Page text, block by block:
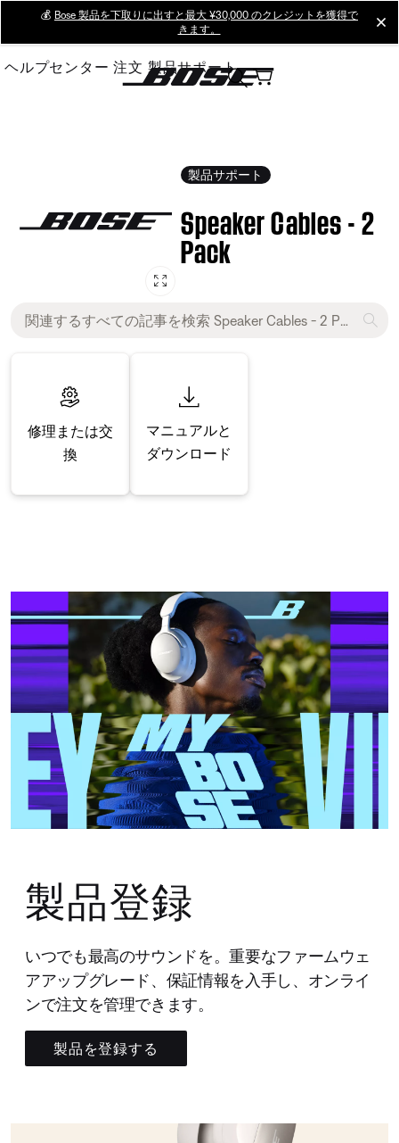
Main
💰 Bose 製品を下取りに出すと最大 ¥30,000 のクレジットを獲得で
きます。
ヘルプセンター 注文 製品サポート
製品サポート
Speaker Cables - 2
Pack
修理または交
換
マニュアルと
ダウンロード
製品登録
いつでも最高のサウンドを。重要なファームウェ
アアップグレード、保証情報を入手し、オンライ
ンで注文を管理できます。
製品を登録する